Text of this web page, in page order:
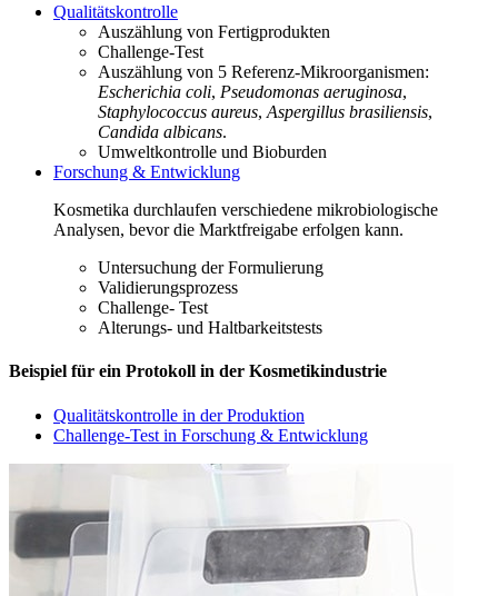
Qualitätskontrolle
Auszählung von Fertigprodukten
Challenge-Test
Auszählung von 5 Referenz-Mikroorganismen:
Escherichia coli, Pseudomonas aeruginosa,
Staphylococcus aureus, Aspergillus brasiliensis,
Candida albicans.
Umweltkontrolle und Bioburden
Forschung & Entwicklung
Kosmetika durchlaufen verschiedene mikrobiologische
Analysen, bevor die Marktfreigabe erfolgen kann.
Untersuchung der Formulierung
Validierungsprozess
Challenge- Test
Alterungs- und Haltbarkeitstests
Beispiel für ein Protokoll in der Kosmetikindustrie
Qualitätskontrolle in der Produktion
Challenge-Test in Forschung & Entwicklung